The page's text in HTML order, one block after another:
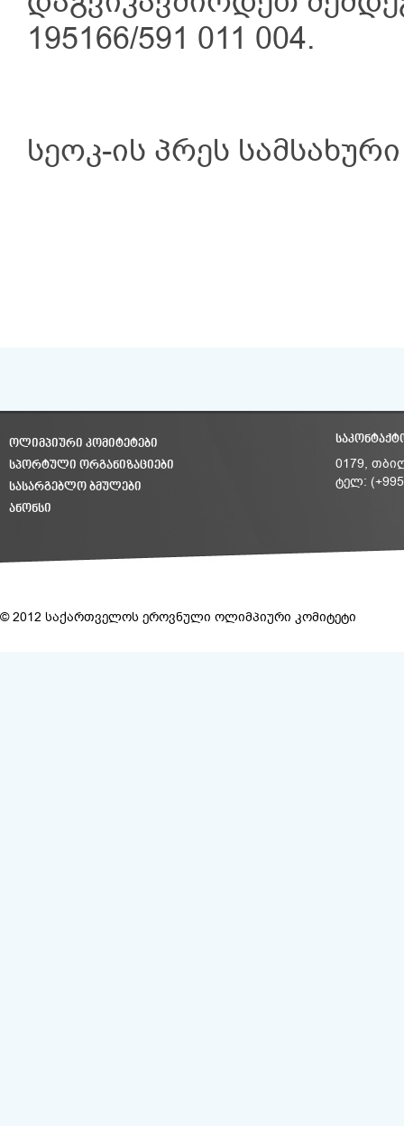
195166/591 011 004.
სეოკ-ის პრეს
ᲝᲚᲘᲛᲞᲘᲣᲠᲘ ᲙᲝᲛᲘᲢᲔᲢᲔᲑᲘ
ᲡᲞᲝᲠᲢᲣᲚᲘ ᲝᲠᲒᲐᲜᲘᲖᲐᲪᲘᲔᲑᲘ
ᲡᲐᲡᲐᲠᲒᲔᲑᲚᲝ ᲑᲛᲣᲚᲔᲑᲘ
ᲐᲜᲝᲜᲡᲘ
0179,
ტელ: (+995
© 2012 საქართველოს ეროვნული ოლიმპიური კომიტეტი